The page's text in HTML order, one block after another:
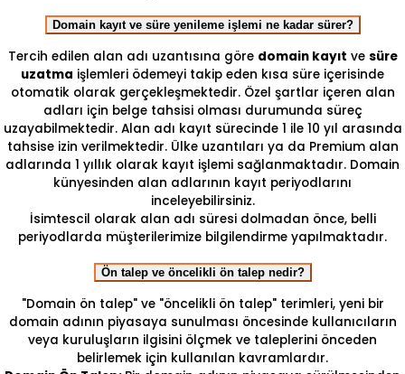
Domain kayıt ve süre yenileme işlemi ne kadar sürer?
Tercih edilen alan adı uzantısına göre domain kayıt ve süre
uzatma işlemleri ödemeyi takip eden kısa süre içerisinde
otomatik olarak gerçekleşmektedir. Özel şartlar içeren alan
adları için belge tahsisi olması durumunda süreç
uzayabilmektedir. Alan adı kayıt sürecinde 1 ile 10 yıl arasında
tahsise izin verilmektedir. Ülke uzantıları ya da Premium alan
adlarında 1 yıllık olarak kayıt işlemi sağlanmaktadır. Domain
künyesinden alan adlarının kayıt periyodlarını
inceleyebilirsiniz.
İsimtescil olarak alan adı süresi dolmadan önce, belli
periyodlarda müşterilerimize bilgilendirme yapılmaktadır.
Ön talep ve öncelikli ön talep nedir?
"Domain ön talep" ve "öncelikli ön talep" terimleri, yeni bir
domain adının piyasaya sunulması öncesinde kullanıcıların
veya kuruluşların ilgisini ölçmek ve taleplerini önceden
belirlemek için kullanılan kavramlardır.